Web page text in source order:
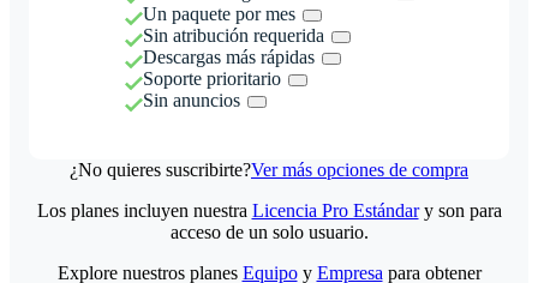
Un paquete por mes
Sin atribución requerida
Descargas más rápidas
Soporte prioritario
Sin anuncios
¿No quieres suscribirte?Ver más opciones de compra
Los planes incluyen nuestra Licencia Pro Estándary son para
acceso de un solo usuario.
Explore nuestros planes Equipoy Empresa para obtener